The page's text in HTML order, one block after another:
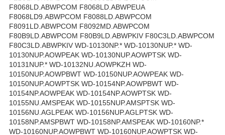
F8068LD.ABWPCOM F8068LD.ABWPEUA
F8068LD9.ABWPCOM F8088LD.ABWPCOM
F8091LD.ABWPCOM F8092MD.ABWPCOM
F80B9LD.ABWPCOM F80B9LD.ABWPKIV F80C3LD.ABWPCOM
F80C3LD.ABWPKIV WD-10130NP.* WD-10130NUP.* WD-
10130NUP.AOWPEAK WD-10130NUP.AOWPTSK WD-
10131NUP.* WD-10132NU.AOWPKZH WD-
10150NUP.AOWPBWT WD-10150NUP.AOWPEAK WD-
10150NUP.AOWPTSK WD-10154NP.AOWPBWT WD-
10154NP.AOWPEAK WD-10154NP.AOWPTSK WD-
10155NU.AMSPEAK WD-10155NUP.AMSPTSK WD-
10156NU.AGLPEAK WD-10156NUP.AGLPTSK WD-
10158NP.AMSPBWT WD-10158NP.AMSPEAK WD-10160NP.*
WD-10160NUP.AOWPBWT WD-10160NUP.AOWPTSK WD-